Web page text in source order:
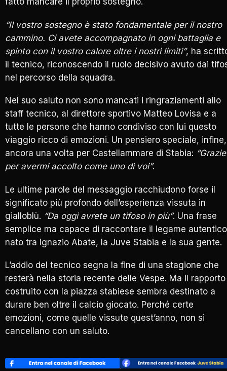
“Il vostro sostegno è stato fondamentale per il nostro
cammino. Ci avete accompagnato in ogni battaglia e
spinto con il vostro calore oltre i nostri limiti”, ha
il tecnico, riconoscendo il ruolo decisivo avuto dai
nel percorso della squadra.
Nel suo saluto non sono mancati i ringraziamenti allo
staff tecnico, al direttore sportivo Matteo Lovisa e a
tutte le persone che hanno condiviso con lui questo
viaggio ricco di emozioni. Un pensiero speciale, infine,
ancora una volta per Castellammare di Stabia: “Grazie
per avermi accolto come uno di voi”.
Le ultime parole del messaggio racchiudono forse il
significato più profondo dell’esperienza vissuta in
gialloblù. “Da oggi avrete un tifoso in più”. Una frase
semplice ma capace di raccontare il legame autentico
nato tra Ignazio Abate, la Juve Stabia e la sua gente.
L’addio del tecnico segna la fine di una stagione che
resterà nella storia recente delle Vespe. Ma il rapporto
costruito con la piazza stabiese sembra destinato a
durare ben oltre il calcio giocato. Perché certe
emozioni, come quelle vissute quest’anno, non si
cancellano con un saluto.